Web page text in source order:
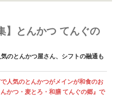
】とんかつ てんぐの
のとんかつ屋さん、シフトの融通も
人気のとんかつがメインが和食のお
かつ・麦とろ・和膳 てんぐの郷』で